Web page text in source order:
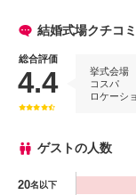
結婚式場クチコ
総合評価
4.4 挙式会場
コスパ
ロケーシ
ゲストの人数
人数
20名以下